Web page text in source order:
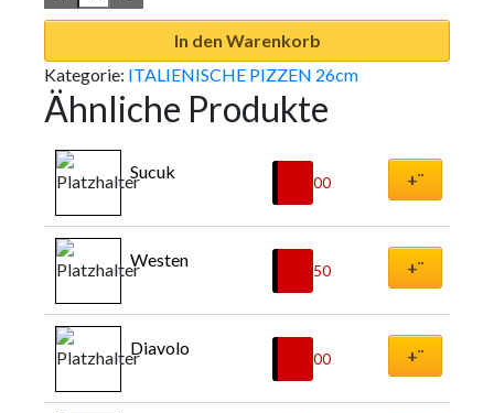
In den Warenkorb
Kategorie: ITALIENISCHE PIZZEN 26cm
Ähnliche Produkte
Sucuk
9,00 +¨
Westen
9,50 +¨
Diavolo
9,00 +¨